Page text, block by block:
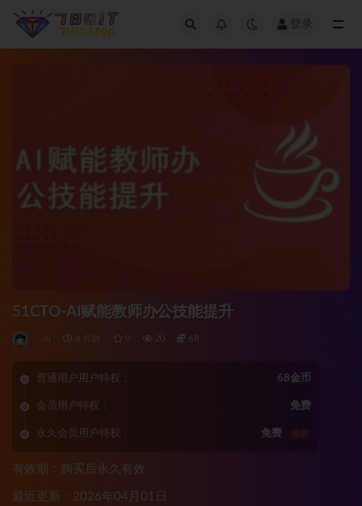
登录
51CTO-AI赋能教师办公技能提升
AI 8 月前 0 20 68
普通用户用户特权： 68金币
会员用户特权： 免费
永久会员用户特权： 免费 推荐
有效期：购买后永久有效
最近更新：2026年04月01日